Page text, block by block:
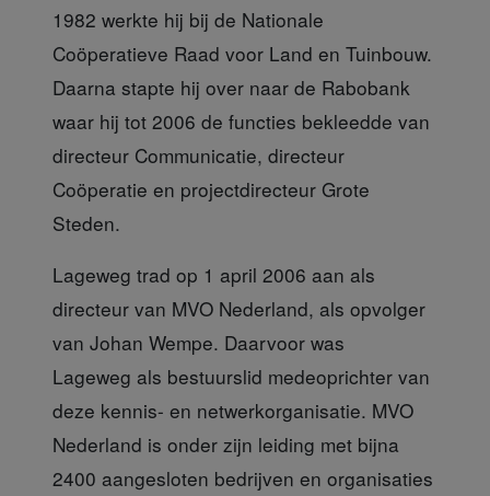
1982 werkte hij bij de Nationale
Coöperatieve Raad voor Land en Tuinbouw.
Daarna stapte hij over naar de Rabobank
waar hij tot 2006 de functies bekleedde van
directeur Communicatie, directeur
Coöperatie en projectdirecteur Grote
Steden.
Lageweg trad op 1 april 2006 aan als
directeur van MVO Nederland, als opvolger
van Johan Wempe. Daarvoor was
Lageweg als bestuurslid medeoprichter van
deze kennis- en netwerkorganisatie. MVO
Nederland is onder zijn leiding met bijna
2400 aangesloten bedrijven en organisaties